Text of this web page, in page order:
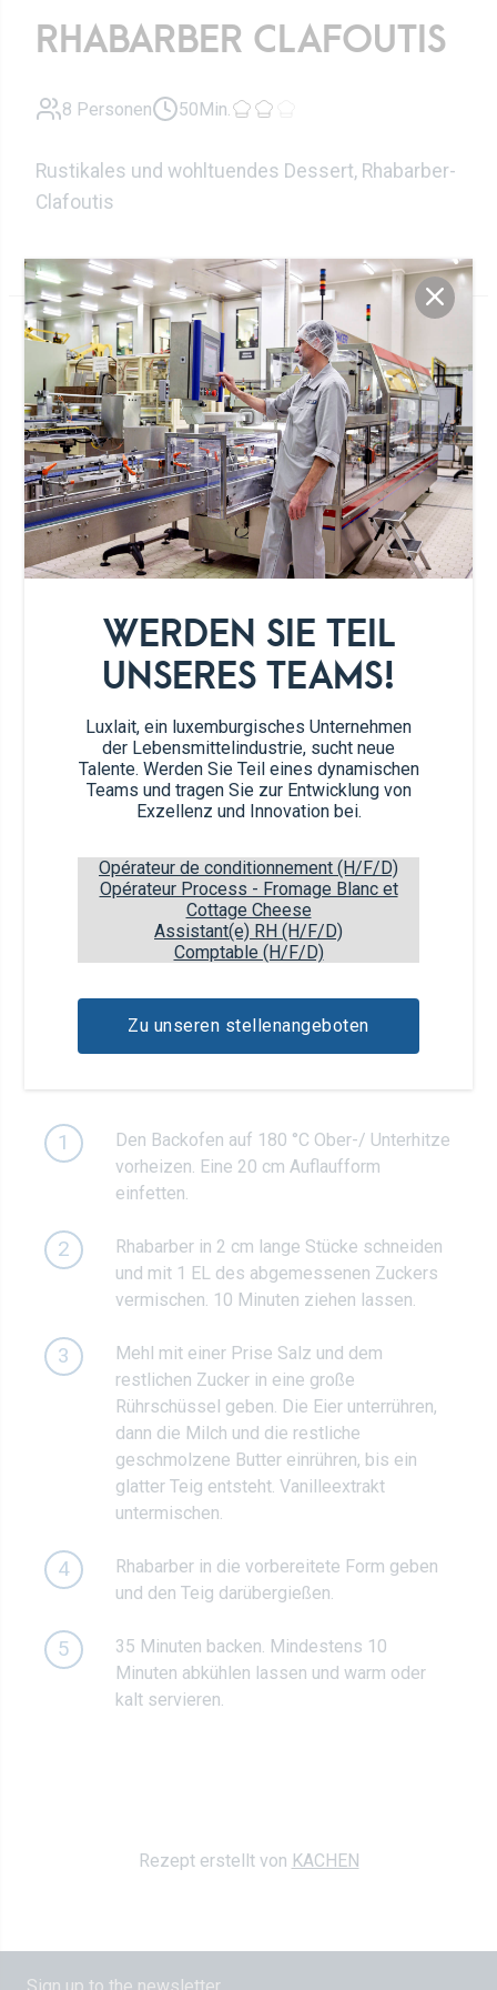
WERDEN SIE TEIL
UNSERES TEAMS!
Luxlait, ein luxemburgisches Unternehmen
der Lebensmittelindustrie, sucht neue
Talente. Werden Sie Teil eines dynamischen
Teams und tragen Sie zur Entwicklung von
Exzellenz und Innovation bei.
Opérateur de conditionnement (H/F/D)
Opérateur Process - Fromage Blanc et
Cottage Cheese
Assistant(e) RH (H/F/D)
Comptable (H/F/D)
Zu unseren stellenangeboten
RHABARBER CLAFOUTIS
8 Personen 50Min.
Rustikales und wohltuendes Dessert, Rhabarber-
Clafoutis
Zutaten
240 ml Frischmilch
30 g “Rose” Butter
150 g Rhabarber
Feiner Zucker
75 g Mehl
1 Prise Salz
Vanilleextrakt
Eier Zimmertemperatur
1
Den Backofen auf 180 °C Ober-/ Unterhitze
vorheizen. Eine 20 cm Auflaufform
einfetten.
2
Rhabarber in 2 cm lange Stücke schneiden
und mit 1 EL des abgemessenen Zuckers
vermischen. 10 Minuten ziehen lassen.
3
Mehl mit einer Prise Salz und dem
restlichen Zucker in eine große
Rührschüssel geben. Die Eier unterrühren,
dann die Milch und die restliche
geschmolzene Butter einrühren, bis ein
glatter Teig entsteht. Vanilleextrakt
untermischen.
4
Rhabarber in die vorbereitete Form geben
und den Teig darübergießen.
5
35 Minuten backen. Mindestens 10
Minuten abkühlen lassen und warm oder
kalt servieren.
Rezept erstellt von KACHEN